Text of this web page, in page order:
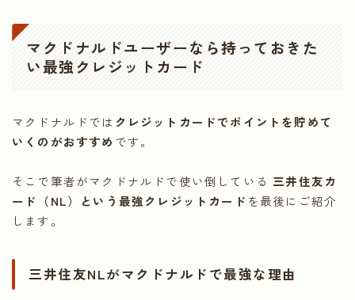
マクドナルドユーザーなら持っておきた
い最強クレジットカード
マクドナルドでは クレジットカードでポイントを貯めて
いくのがおすすめ です。
そこで筆者がマクドナルドで使い倒している 三井住友カ
ード（NL）という最強クレジットカード を最後にご紹介
します。
三井住友NLがマクドナルドで最強な理由